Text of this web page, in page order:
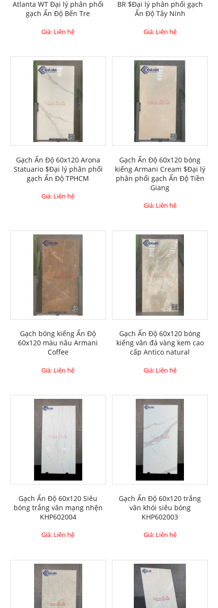
Atlanta WT Đại lý phân phối
gạch Ấn Độ Bến Tre
Giá: Liên hệ
BR $Đại lý phân phối gạch
Ấn Độ Tây Ninh
Giá: Liên hệ
Gạch Ấn Độ 60x120 Arona
Statuario $Đại lý phân phối
gạch Ấn Độ TPHCM
Giá: Liên hệ
Gạch Ấn Độ 60x120 bóng
kiếng Armani Cream $Đại lý
phân phối gạch Ấn Độ Tiền
Giang
Giá: Liên hệ
Gạch bóng kiếng Ấn Độ
60x120 màu nâu Armani
Coffee
Giá: Liên hệ
Gạch Ấn Độ 60x120 bóng
kiếng vân đá vàng kem cao
cấp Antico natural
Giá: Liên hệ
Gạch Ấn Độ 60x120 Siêu
bóng trắng vân mạng nhện
KHP602004
Giá: Liên hệ
Gạch Ấn Độ 60x120 trắng
vân khói siêu bóng
KHP602003
Giá: Liên hệ